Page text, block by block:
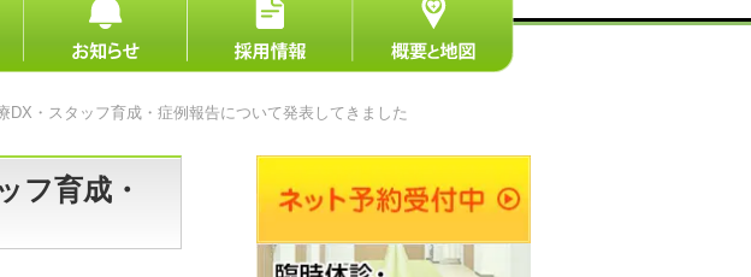
DX・スタッフ育成・症例報告について発表してきました
フ育成・